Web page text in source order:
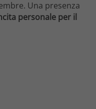
Una presenza
personale per il